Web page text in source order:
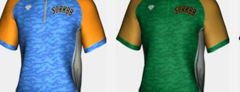
大阪（心斎橋） 福岡（天神）
祝
祝
変更や確認ができます。
能です。
す。
です。
変更や確認ができます。
能です。
に登録することができます。